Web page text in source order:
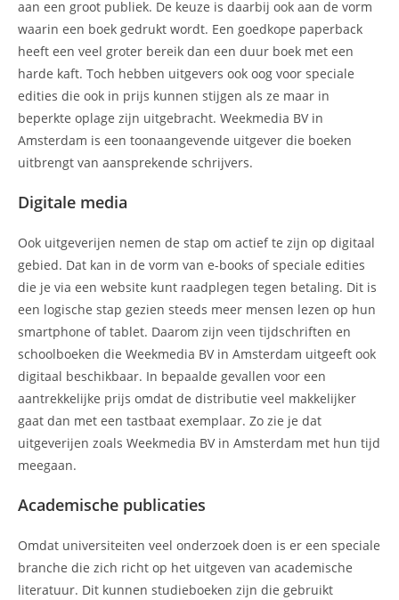
aan een groot publiek. De keuze is daarbij ook aan de vorm
waarin een boek gedrukt wordt. Een goedkope paperback
heeft een veel groter bereik dan een duur boek met een
harde kaft. Toch hebben uitgevers ook oog voor speciale
edities die ook in prijs kunnen stijgen als ze maar in
beperkte oplage zijn uitgebracht. Weekmedia BV in
Amsterdam is een toonaangevende uitgever die boeken
uitbrengt van aansprekende schrijvers.
Digitale media
Ook uitgeverijen nemen de stap om actief te zijn op digitaal
gebied. Dat kan in de vorm van e-books of speciale edities
die je via een website kunt raadplegen tegen betaling. Dit is
een logische stap gezien steeds meer mensen lezen op hun
smartphone of tablet. Daarom zijn veen tijdschriften en
schoolboeken die Weekmedia BV in Amsterdam uitgeeft ook
digitaal beschikbaar. In bepaalde gevallen voor een
aantrekkelijke prijs omdat de distributie veel makkelijker
gaat dan met een tastbaat exemplaar. Zo zie je dat
uitgeverijen zoals Weekmedia BV in Amsterdam met hun tijd
meegaan.
Academische publicaties
Omdat universiteiten veel onderzoek doen is er een speciale
branche die zich richt op het uitgeven van academische
literatuur. Dit kunnen studieboeken zijn die gebruikt